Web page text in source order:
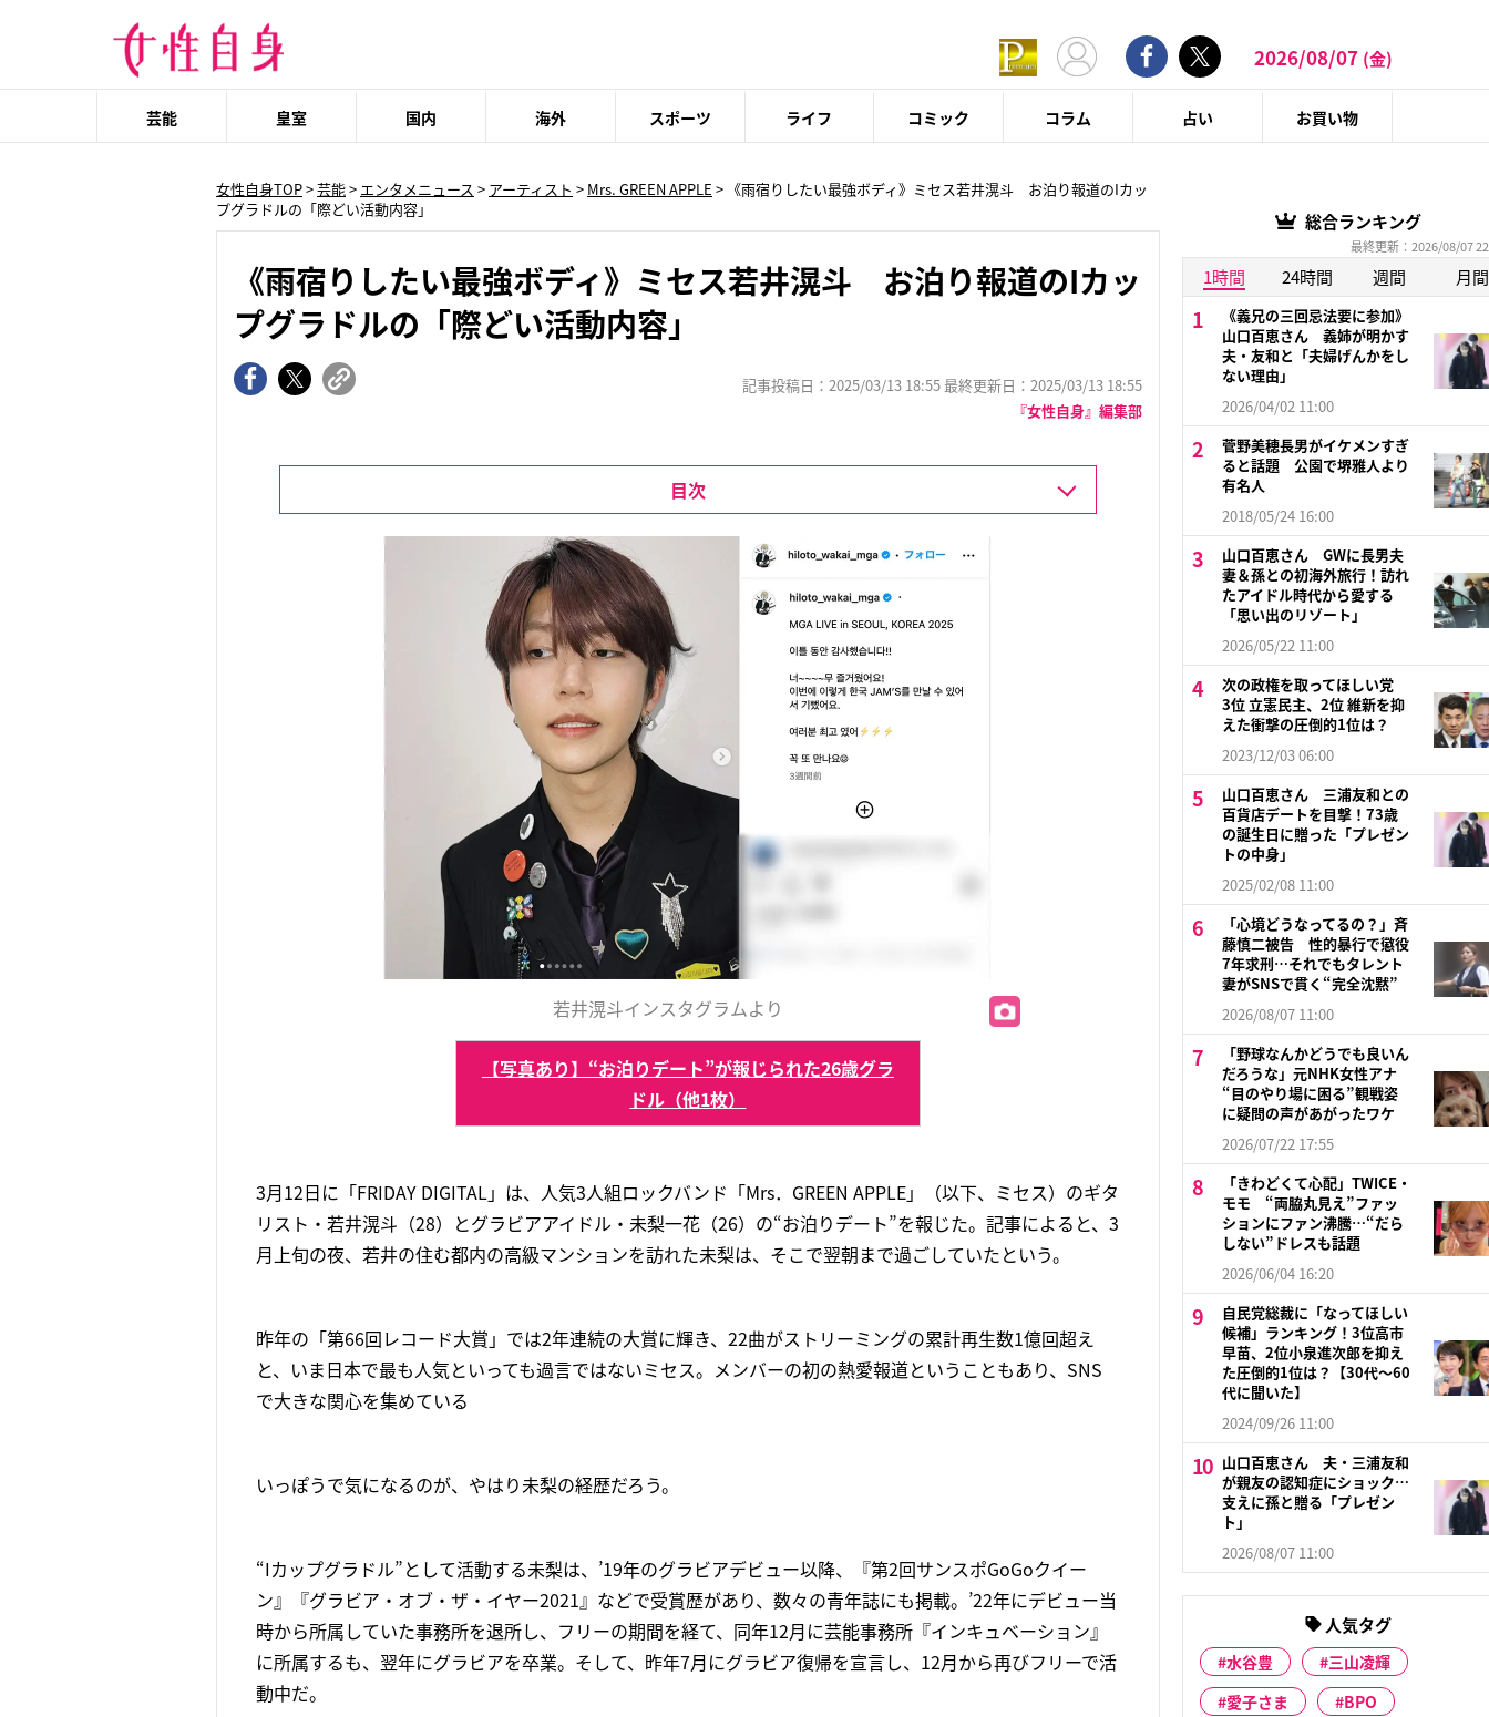
2026/08/07 (金)
芸能 皇室 国内 海外 スポーツ ライフ コミック コラム 占い お買い物
女性自身TOP>芸能> エンタメニュース > アーティスト > Mrs. GREEN APPLE > 《雨宿りしたい最強ボディ》ミセス若井滉斗 お泊り報道のIカッ
プグラドルの「際どい活動内容」
《雨宿りしたい最強ボディ》ミセス若井滉斗 お泊り報道のIカッ
プグラドルの「際どい活動内容」
記事投稿日：2025/03/13 18:55 最終更新日：2025/03/13 18:55
『女性自身』編集部
目次
若井滉斗インスタグラムより
【写真あり】“お泊りデート”が報じられた26歳グラ
ドル（他1枚）
3月12日に「FRIDAY DIGITAL」は、人気3人組ロックバンド「Mrs．GREEN APPLE」（以下、ミセス）のギタ
リスト・若井滉斗（28）とグラビアアイドル・未梨一花（26）の“お泊りデート”を報じた。記事によると、3
月上旬の夜、若井の住む都内の高級マンションを訪れた未梨は、そこで翌朝まで過ごしていたという。
昨年の「第66回レコード大賞」では2年連続の大賞に輝き、22曲がストリーミングの累計再生数1億回超え
と、いま日本で最も人気といっても過言ではないミセス。メンバーの初の熱愛報道ということもあり、SNS
で大きな関心を集めている
いっぽうで気になるのが、やはり未梨の経歴だろう。
“Iカップグラドル”として活動する未梨は、’19年のグラビアデビュー以降、『第2回サンスポGoGoクイー
ン』『グラビア・オブ・ザ・イヤー2021』などで受賞歴があり、数々の青年誌にも掲載。’22年にデビュー当
時から所属していた事務所を退所し、フリーの期間を経て、同年12月に芸能事務所『インキュベーション』
に所属するも、翌年にグラビアを卒業。そして、昨年7月にグラビア復帰を宣言し、12月から再びフリーで活
動中だ。
総合ランキング
最終更新：2026/08/07
1時間 24時間 週間 月間
《義兄の三回忌法要に参加》
山口百恵さん 義姉が明かす
夫・友和と「夫婦げんかをし
ない理由」
2026/04/02 11:00
菅野美穂長男がイケメンすぎ
ると話題 公園で堺雅人より
有名人
2018/05/24 16:00
山口百恵さん GWに長男夫
妻＆孫との初海外旅行！訪れ
たアイドル時代から愛する
「思い出のリゾート」
2026/05/22 11:00
次の政権を取ってほしい党
3位 立憲民主、2位 維新を抑
えた衝撃の圧倒的1位は？
2023/12/03 06:00
山口百恵さん 三浦友和との
百貨店デートを目撃！73歳
の誕生日に贈った「プレゼン
トの中身」
2025/02/08 11:00
「心境どうなってるの？」斉
藤慎二被告 性的暴行で懲役
7年求刑…それでもタレント
妻がSNSで貫く“完全沈黙”
2026/08/07 11:00
「野球なんかどうでも良いん
だろうな」元NHK女性アナ
“目のやり場に困る”観戦姿
に疑問の声があがったワケ
2026/07/22 17:55
「きわどくて心配」TWICE・
モモ “両脇丸見え”ファッ
ションにファン沸騰…“だら
しない”ドレスも話題
2026/06/04 16:20
自民党総裁に「なってほしい
候補」ランキング！3位高市
早苗、2位小泉進次郎を抑え
た圧倒的1位は？【30代〜60
代に聞いた】
2024/09/26 11:00
山口百恵さん 夫・三浦友和
が親友の認知症にショック…
支えに孫と贈る「プレゼン
ト」
2026/08/07 11:00
人気タグ
水谷豊
三山凌輝
愛子さま
BPO